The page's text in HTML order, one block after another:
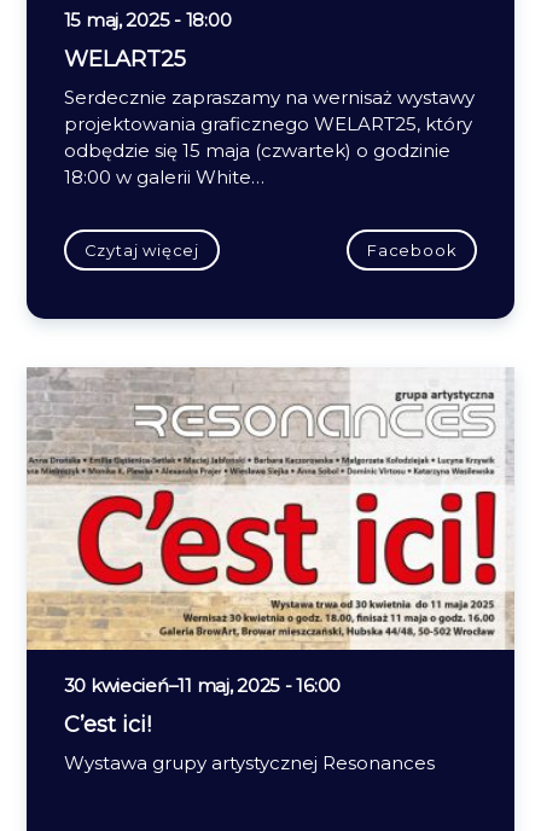
15 maj, 2025 - 18:00
WELART25
Serdecznie zapraszamy na wernisaż wystawy
projektowania graficznego WELART25, który
odbędzie się 15 maja (czwartek) o godzinie
18:00 w galerii White…
Czytaj więcej Facebook
30 kwiecień–11 maj, 2025 - 16:00
C’est ici!
Wystawa grupy artystycznej Resonances